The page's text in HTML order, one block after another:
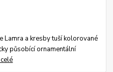
Lamra a kresby tuší kolorované
působící ornamentální